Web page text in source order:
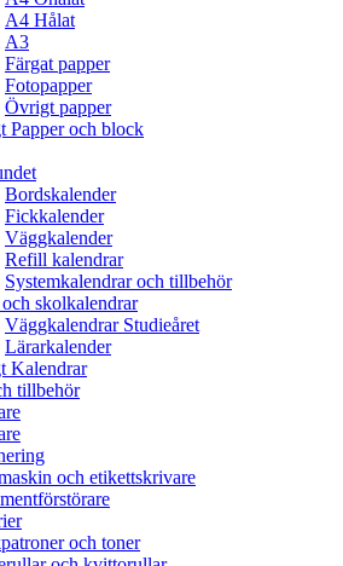
A4 Hålat
A3
Färgat papper
Fotopapper
Övrigt papper
Papper och block
Bordskalender
Fickkalender
Väggkalender
Refill kalendrar
Systemkalendrar och tillbehör
skolkalendrar
Väggkalendrar Studieåret
Lärarkalender
Kalendrar
tillbehör
och etikettskrivare
och toner